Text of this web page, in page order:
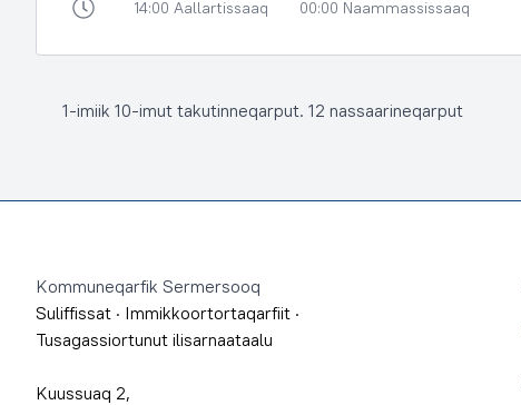
14:00 Aallartissaaq 00:00 Naammassissaaq
1-imiik 10-imut takutinneqarput. 12 nassaarineqarput
Kommuneqarfik Sermersooq
Suliffissat · Immikkoortortaqarfiit ·
Tusagassiortunut ilisarnaataalu
Kuussuaq 2,